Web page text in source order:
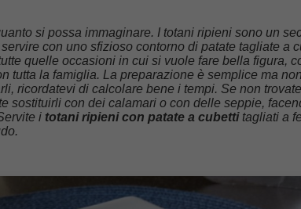
si possa immaginare. I totani ripieni sono un
con uno sfizioso contorno di patate tagliate a
quelle occasioni in cui si vuole fare bella figura,
tutta la famiglia. La preparazione è semplice ma
ricordatevi di calcolare bene i tempi. Se non
sostituirli con dei calamari o con delle seppie,
i totani ripieni con patate a cubettitagliati a